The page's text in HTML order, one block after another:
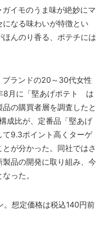
イモのうま味が絶妙にマ
なる味わいが特徴とい
んのり香る、ポテチには
ランドの20～30代女性
8月に「堅あげポテト は
の購買者層を調査したと
成比が、定番品「堅あげ
9.3ポイント高くターゲ
が分かった。同社ではさ
品の開発に取り組み、今
った。
想定価格は税込140円前